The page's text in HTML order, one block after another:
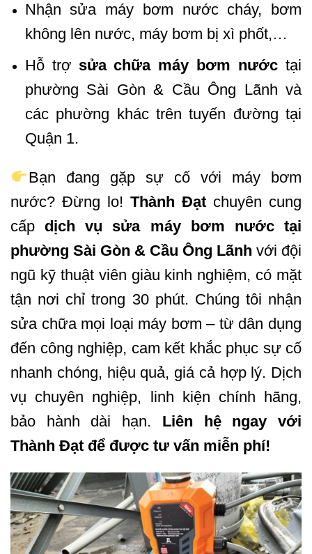
Nhận sửa máy bơm nước cháy, bơm
không lên nước, máy bơm bị xì phốt,…
Hỗ trợ sửa chữa máy bơm nước tại
phường Sài Gòn & Cầu Ông Lãnh và
các phường khác trên tuyến đường tại
Quận 1.
Bạn đang gặp sự cố với máy bơm
nước? Đừng lo! Thành Đạt chuyên cung
cấp dịch vụ sửa máy bơm nước tại
phường Sài Gòn & Cầu Ông Lãnh với đội
ngũ kỹ thuật viên giàu kinh nghiệm, có mặt
tận nơi chỉ trong 30 phút. Chúng tôi nhận
sửa chữa mọi loại máy bơm – từ dân dụng
đến công nghiệp, cam kết khắc phục sự cố
nhanh chóng, hiệu quả, giá cả hợp lý. Dịch
vụ chuyên nghiệp, linh kiện chính hãng,
bảo hành dài hạn. Liên hệ ngay với
Thành Đạt để được tư vấn miễn phí!